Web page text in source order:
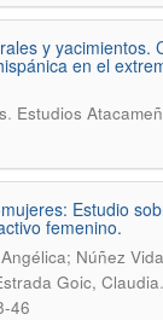
y yacimientos.
en el
. Estudios
Estudio
femenino.
Núñez
Goic, Claudia.
46